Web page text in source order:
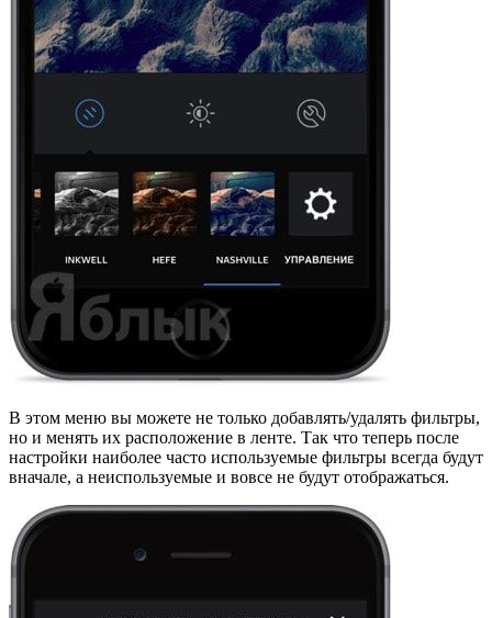
В этом меню вы можете не только добавлять/удалять фильтры,
но и менять их расположение в ленте. Так что теперь после
настройки наиболее часто используемые фильтры всегда будут
вначале, а неиспользуемые и вовсе не будут отображаться.